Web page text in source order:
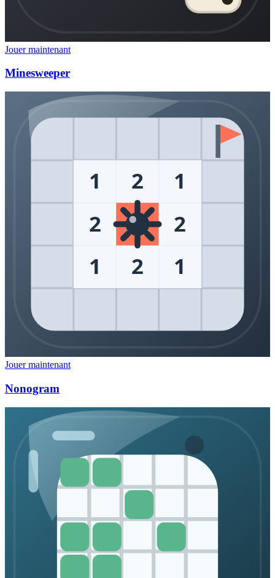
Jouer maintenant
Minesweeper
1 2
1
2
2
1 2 1
Jouer maintenant
Nonogram